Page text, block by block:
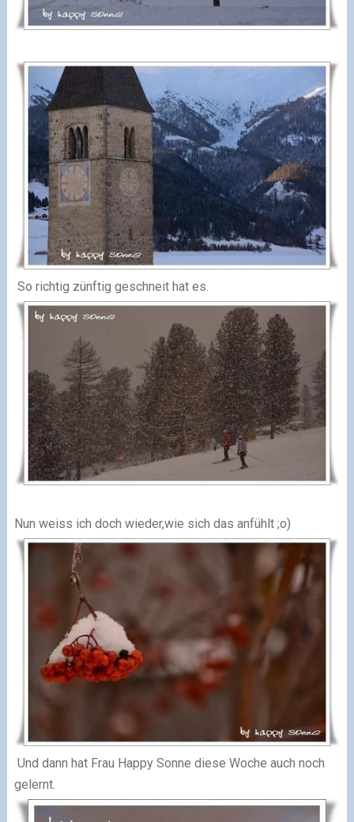
So richtig zünftig geschneit hat es.
Nun weiss ich doch wieder,wie sich das anfühlt ;o)
Und dann hat Frau Happy Sonne diese Woche auch noch
gelernt.